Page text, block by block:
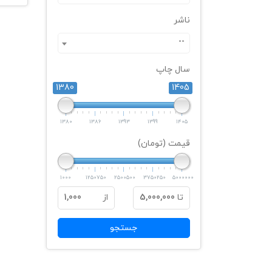
ناشر
--
سال چاپ
1380
1405
1380 1386 1393 1399 1405
قیمت (تومان)
1000 1250750 2500500 3750250 5000000
تا 5,000,000 از 1,000
جستجو